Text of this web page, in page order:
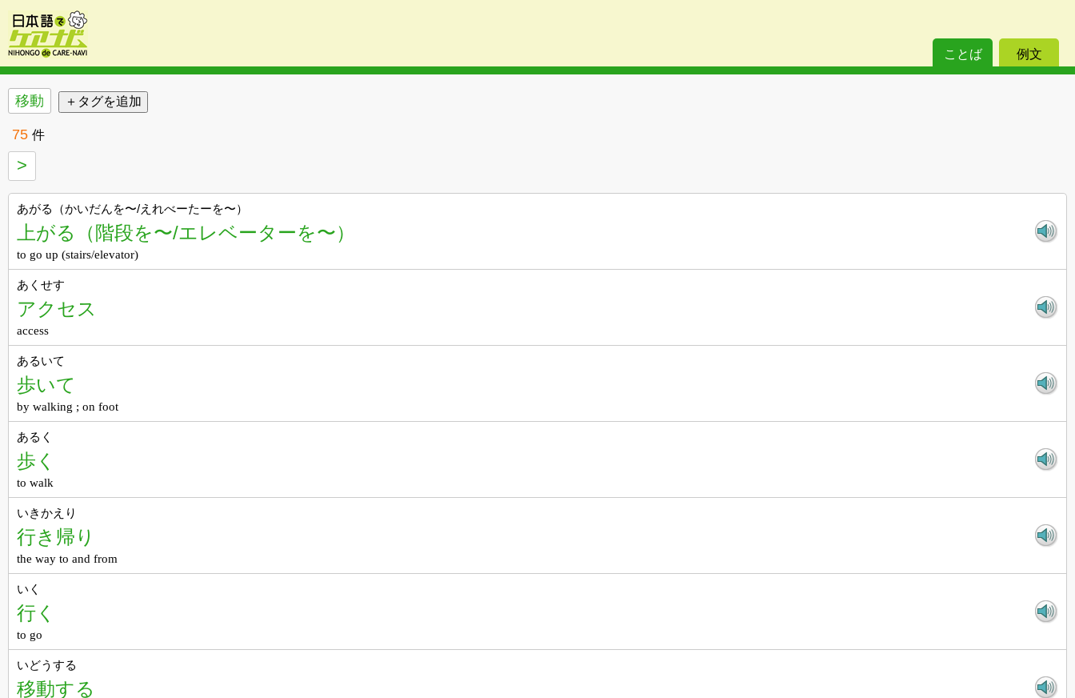
ことば 例文
移動
75 件
>
あがる（かいだんを〜/えれべーたーを〜）
上がる（階段を〜/エレベーターを〜）
to go up (stairs/elevator)
あくせす
アクセス
access
あるいて
歩いて
by walking ; on foot
あるく
歩く
to walk
いきかえり
行き帰り
the way to and from
いく
行く
to go
いどうする
移動する